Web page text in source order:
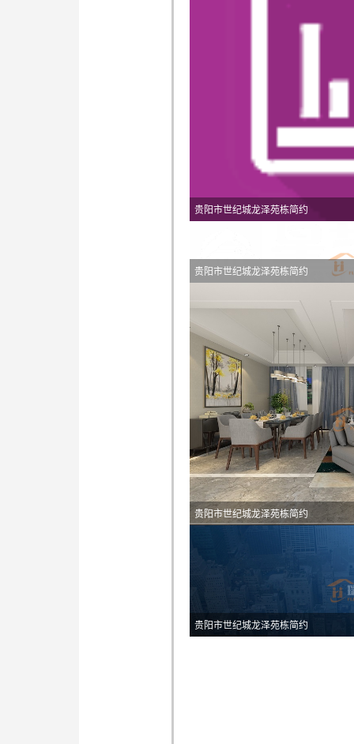
贵阳市世纪城龙泽苑栋简约
贵阳市世纪城龙泽苑栋简约
贵阳市世纪城龙泽苑栋简约
贵阳市世纪城龙泽苑栋简约